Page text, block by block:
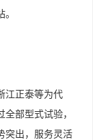
江正泰等为代
部型式试验，
突出，服务灵活